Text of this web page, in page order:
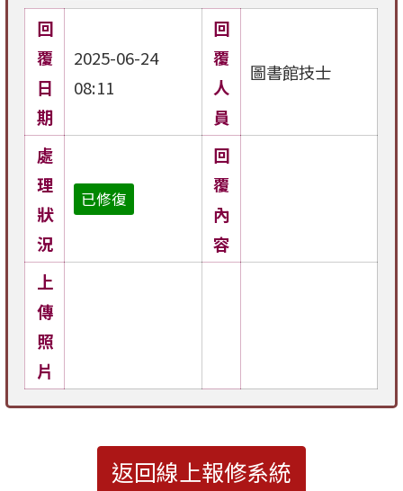
回
覆
日
期
2025-06-24
08:11
回
覆
人
員
圖書館技士
處
理
狀
況
已修復
回
覆
內
容
上
傳
照
片
返回線上報修系統